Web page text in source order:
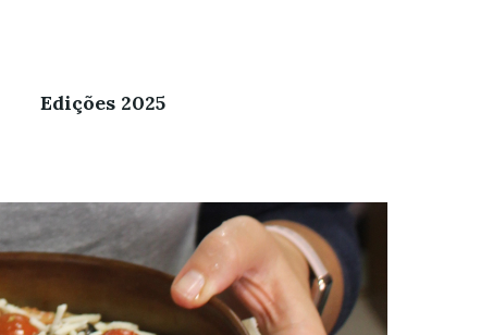
Edições 2025